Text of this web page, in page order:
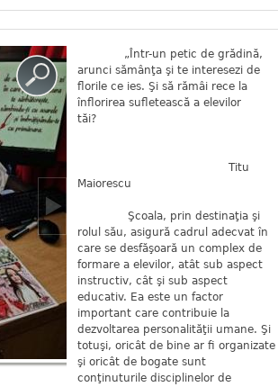
„Într-un petic de grădină,
arunci sămânţa şi te interesezi de
florile ce ies. Şi să rămâi rece la
înflorirea sufletească a elevilor
tăi?
Titu
Maiorescu
Şcoala, prin destinaţia şi
rolul său, asigură cadrul adecvat în
care se desfăşoară un complex de
formare a elevilor, atât sub aspect
instructiv, cât şi sub aspect
educativ. Ea este un factor
important care contribuie la
dezvoltarea personalităţii umane. Şi
totuşi, oricât de bine ar fi organizate
şi oricât de bogate sunt
conţinuturile disciplinelor de